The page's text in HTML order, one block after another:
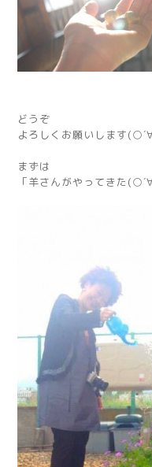
どうぞ
よろしくお願いします
まずは
「羊さんがやってきた